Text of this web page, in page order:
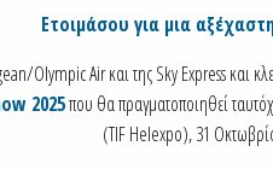
Ετοιμάσου για μια
Olympic Air και της Sky Express και
2025που θα πραγματοποιηθεί
(TIF Helexpo), 31